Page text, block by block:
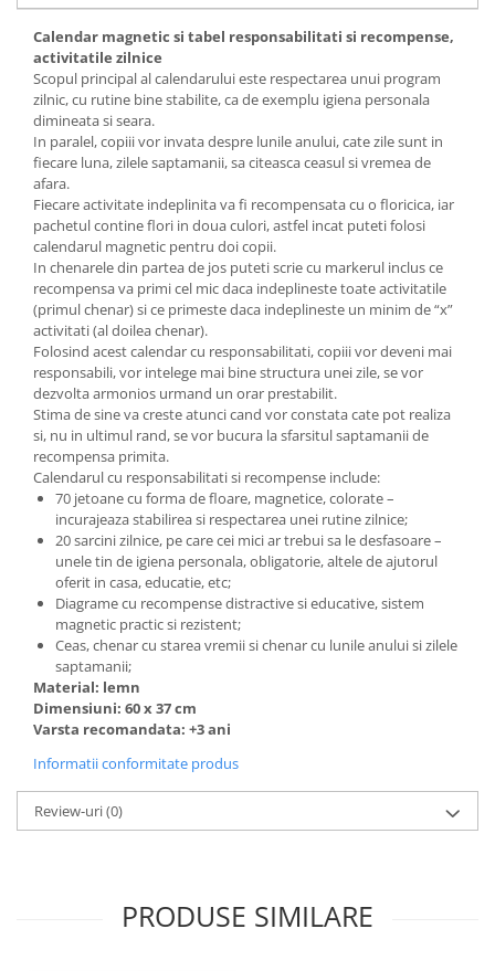
Calendar magnetic si tabel responsabilitati si recompense,
activitatile zilnice
Scopul principal al calendarului este respectarea unui program
zilnic, cu rutine bine stabilite, ca de exemplu igiena personala
dimineata si seara.
In paralel, copiii vor invata despre lunile anului, cate zile sunt in
fiecare luna, zilele saptamanii, sa citeasca ceasul si vremea de
afara.
Fiecare activitate indeplinita va fi recompensata cu o floricica, iar
pachetul contine flori in doua culori, astfel incat puteti folosi
calendarul magnetic pentru doi copii.
In chenarele din partea de jos puteti scrie cu markerul inclus ce
recompensa va primi cel mic daca indeplineste toate activitatile
(primul chenar) si ce primeste daca indeplineste un minim de “x”
activitati (al doilea chenar).
Folosind acest calendar cu responsabilitati, copiii vor deveni mai
responsabili, vor intelege mai bine structura unei zile, se vor
dezvolta armonios urmand un orar prestabilit.
Stima de sine va creste atunci cand vor constata cate pot realiza
si, nu in ultimul rand, se vor bucura la sfarsitul saptamanii de
recompensa primita.
Calendarul cu responsabilitati si recompense include:
70 jetoane cu forma de floare, magnetice, colorate –
incurajeaza stabilirea si respectarea unei rutine zilnice;
20 sarcini zilnice, pe care cei mici ar trebui sa le desfasoare –
unele tin de igiena personala, obligatorie, altele de ajutorul
oferit in casa, educatie, etc;
Diagrame cu recompense distractive si educative, sistem
magnetic practic si rezistent;
Ceas, chenar cu starea vremii si chenar cu lunile anului si zilele
saptamanii;
Material: lemn
Dimensiuni: 60 x 37 cm
Varsta recomandata: +3 ani
Informatii conformitate produs
Review-uri(0)
PRODUSE SIMILARE